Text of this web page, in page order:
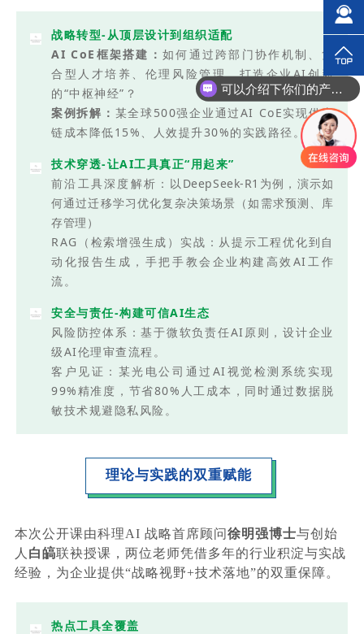
战略转型-从顶层设计到组织适配
AI CoE框架搭建：如何通过跨部门协作机制、复
合型人才培养、伦理风险管理，打造企业AI创新
的“中枢神经”？
案例拆解： 某全球500强企业通过AI CoE实现供应
链成本降低15%、人效提升30%的实践路径。
技术穿透-让AI工具真正“用起来”
前沿工具深度解析： 以DeepSeek-R1为例，演示如
何通过迁移学习优化复杂决策场景（如需求预测、库
存管理）
RAG（检索增强生成）实战：从提示工程优化到自
动化报告生成，手把手教会企业构建高效AI工作
流。
安全与责任-构建可信AI生态
风险防控体系：基于微软负责任AI原则，设计企业
级AI伦理审查流程。
客户见证：某光电公司通过AI视觉检测系统实现
99%精准度，节省80%人工成本，同时通过数据脱
敏技术规避隐私风险。
理论与实践的双重赋能
本次公开课由科理AI 战略首席顾问徐明强博士与创始
人 白皜联袂授课，两位老师凭借多年的行业积淀与实战
经验，为企业提供“战略视野+技术落地”的双重保障。
热点工具全覆盖
可以介绍下你们的产品么？